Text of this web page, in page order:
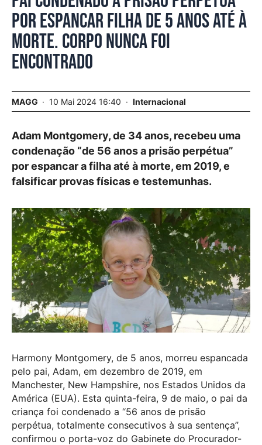
por espancar filha de 5 anos até à
morte. Corpo nunca foi
encontrado
MAGG 10 Mai 2024 16:40 Internacional
Adam Montgomery, de 34 anos, recebeu uma
condenação “de 56 anos a prisão perpétua”
por espancar a filha até à morte, em 2019, e
falsificar provas físicas e testemunhas.
Harmony Montgomery, de 5 anos, morreu espancada
pelo pai, Adam, em dezembro de 2019, em
Manchester, New Hampshire, nos Estados Unidos da
América (EUA). Esta quinta-feira, 9 de maio, o pai da
criança foi condenado a “56 anos de prisão
perpétua, totalmente consecutivos à sua sentença”,
confirmou o porta-voz do Gabinete do Procurador-